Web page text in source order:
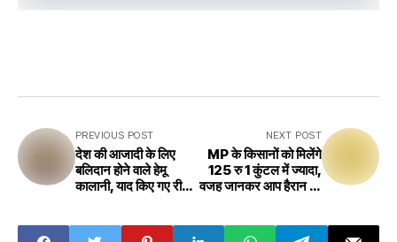
PREVIOUS POST
देश की आजादी के लिए
बलिदान होने वाले हेमू
कालानी, याद किए गए रीवा
NEXT POST
MP के किसानों को मिलेंगे
125 रु 1 कुंटल में ज्यादा,
वजह जानकर आप हैरान रह